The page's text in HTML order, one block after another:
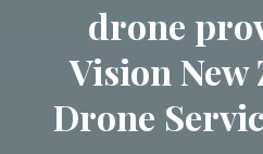
drone
Vision New
Drone